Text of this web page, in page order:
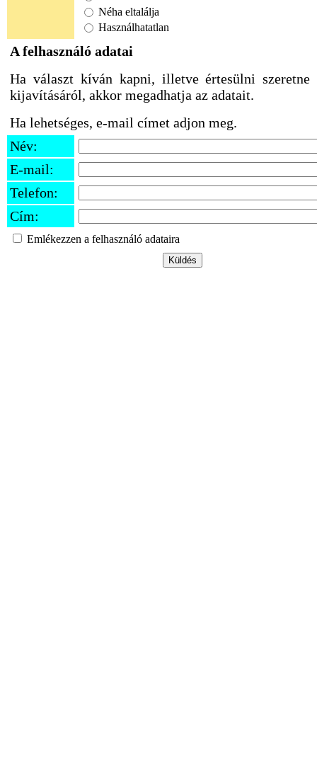
Néha eltalálja
Használhatatlan
A felhasználó adatai
Ha választ kíván kapni, illetve értesülni szeretne
kijavításáról, akkor megadhatja az adatait.
Ha lehetséges, e-mail címet adjon meg.
Név:
E-mail:
Telefon:
Cím:
Emlékezzen a felhasználó adataira